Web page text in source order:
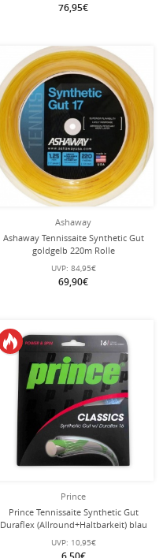
76,95€
Ashaway
Ashaway Tennissaite Synthetic Gut
goldgelb 220m Rolle
UVP: 84,95€
69,90€
Prince
Prince Tennissaite Synthetic Gut
Duraflex (Allround+Haltbarkeit) blau
12m Set
UVP: 10,95€